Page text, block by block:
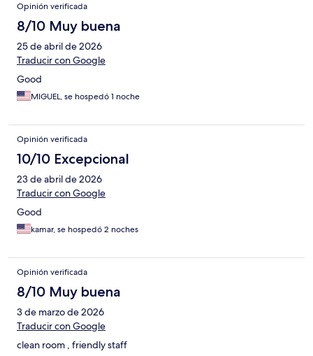
Opinión verificada
8/10 Muy buena
25 de abril de 2026
Traducir con Google
Good
MIGUEL, se hospedó 1 noche
Opinión verificada
10/10 Excepcional
23 de abril de 2026
Traducir con Google
Good
kamar, se hospedó 2 noches
Opinión verificada
8/10 Muy buena
3 de marzo de 2026
Traducir con Google
clean room , friendly staff